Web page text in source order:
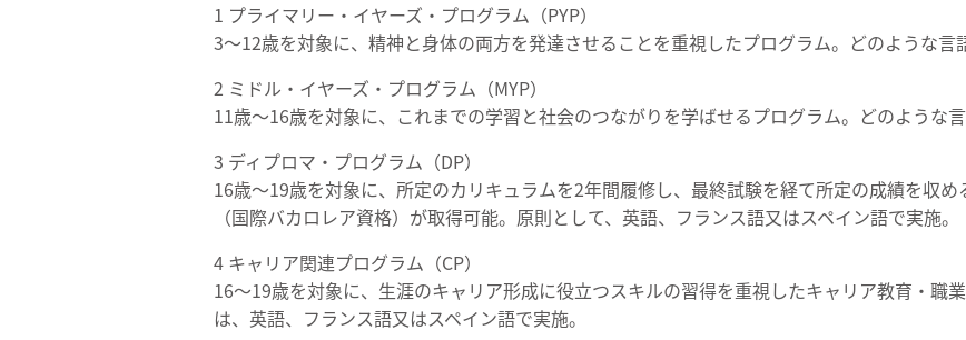
1 プライマリー・イヤーズ・プログラム（PYP）
3～12歳を対象に、精神と身体の両方を発達させることを重視したプログラム。どのような言
2 ミドル・イヤーズ・プログラム（MYP）
11歳～16歳を対象に、これまでの学習と社会のつながりを学ばせるプログラム。どのような言
3 ディプロマ・プログラム（DP）
16歳～19歳を対象に、所定のカリキュラムを2年間履修し、最終試験を経て所定の成績を収
（国際バカロレア資格）が取得可能。原則として、英語、フランス語又はスペイン語で実施。
4 キャリア関連プログラム（CP）
16～19歳を対象に、生涯のキャリア形成に役立つスキルの習得を重視したキャリア教育・職
は、英語、フランス語又はスペイン語で実施。